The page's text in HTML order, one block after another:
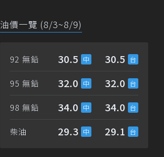
油價一覽 (8/3~8/9)
92 無鉛 30.5 30.5
95 無鉛 32.0 32.0
98 無鉛 34.0 34.0
柴油 29.3 29.1